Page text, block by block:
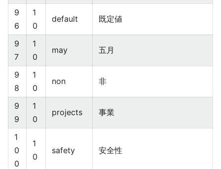
9
6
1
0
default 既定値
9
7
1
0
may 五月
9
8
1
0
non 非
9
9
1
0
projects 事業
1
0
0
1
0
safety 安全性